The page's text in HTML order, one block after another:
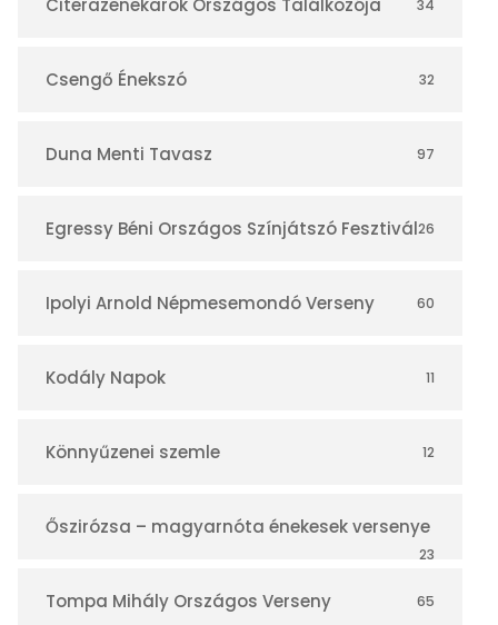
á
r
Citerazenekarok Országos Találkozója 34
Csengő Énekszó 32
Duna Menti Tavasz 97
Egressy Béni Országos Színjátszó Fesztivál26
Ipolyi Arnold Népmesemondó Verseny 60
Kodály Napok 11
Könnyűzenei szemle 12
Őszirózsa – magyarnóta énekesek versenye
23
Tompa Mihály Országos Verseny 65